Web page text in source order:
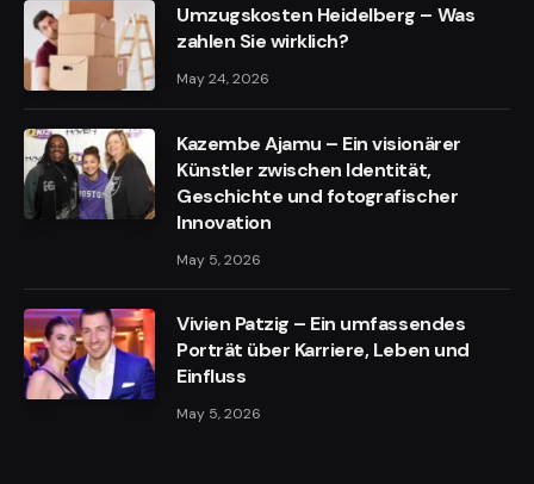
Umzugskosten Heidelberg – Was
zahlen Sie wirklich?
May 24, 2026
Kazembe Ajamu – Ein visionärer
Künstler zwischen Identität,
Geschichte und fotografischer
Innovation
May 5, 2026
Vivien Patzig – Ein umfassendes
Porträt über Karriere, Leben und
Einfluss
May 5, 2026